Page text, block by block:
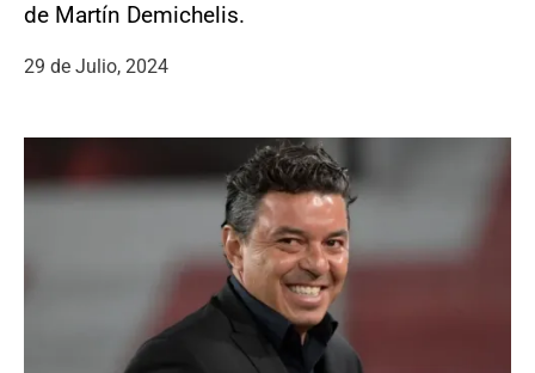
de Martín Demichelis.
29 de Julio, 2024